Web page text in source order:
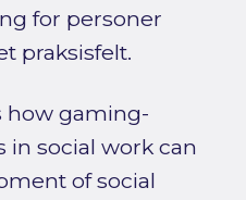
for personer
praksisfelt.
how gaming-
social work can
of social